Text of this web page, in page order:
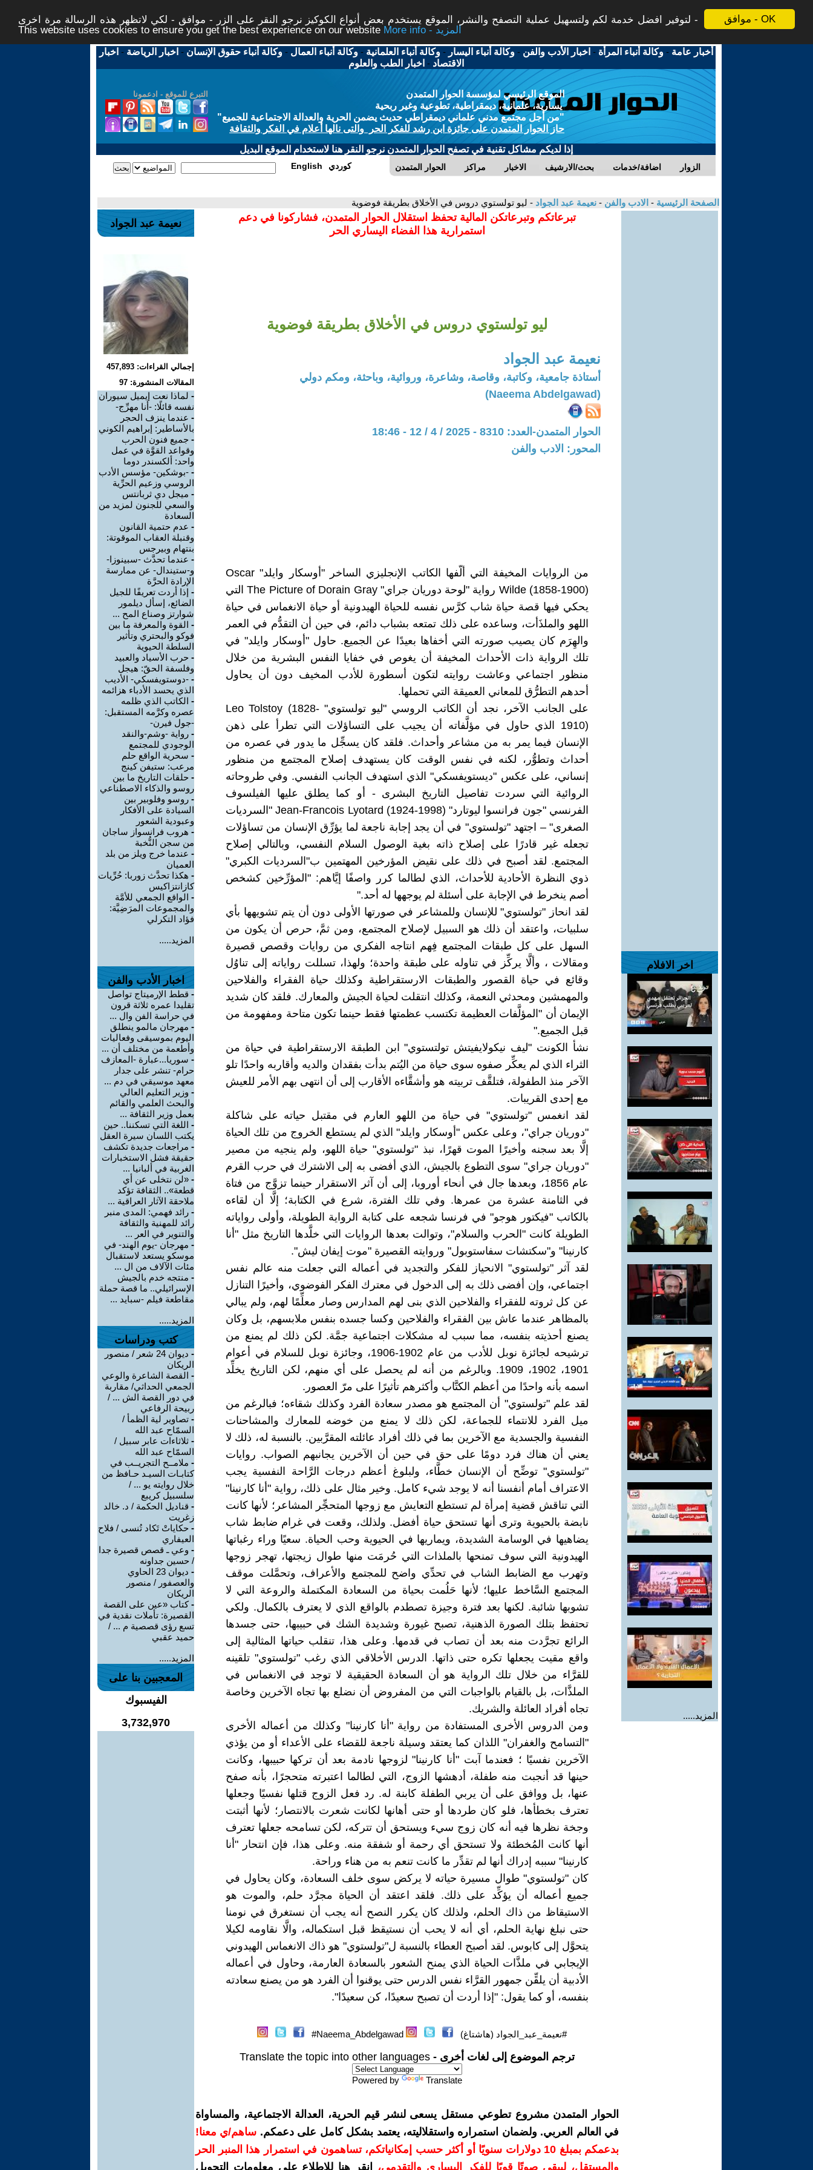
موافق - OK
لتوفير افضل خدمة لكم ولتسهيل عملية التصفح والنشر، الموقع يستخدم بعض أنواع الكوكيز نرجو النقر على الزر - موافق - لكي لاتظهر هذه الرسالة مرة اخرى -
This website uses cookies to ensure you get the best experience on our website
More info - المزيد
أخبار عامة -وكالة أنباء المرأة - اخبار الأدب والفن -وكالة أنباء اليسار -وكالة أنباء العلمانية -وكالة أنباء العمال -وكالة أنباء حقوق الإنسان - اخبار الرياضة - اخبار
الاقتصاد - اخبار الطب والعلوم
التبرع للموقع - ادعمونا
الموقع الرئيسي لمؤسسة الحوار المتمدن
يسارية، علمانية، ديمقراطية، تطوعية وغير ربحية
"من أجل مجتمع مدني علماني ديمقراطي حديث يضمن الحرية والعدالة الاجتماعية للجميع"
حاز الحوار المتمدن على جائزة ابن رشد للفكر الحر والتى نالها أعلام في الفكر والثقافة
إذا لديكم مشاكل تقنية في تصفح الحوار المتمدن نرجو النقر هنا لاستخدام الموقع البديل
الحوار المتمدن مراكز الاخبار بحث/الارشيف اضافة/خدمات الزوار English كوردي
الصفحة الرئيسية - الادب والفن - نعيمة عبد الجواد - ليو تولستوي دروس في الأخلاق بطريقة فوضوية
اخر الافلام
المزيد.....
تبرعاتكم وتبرعاتكن المالية تحفظ استقلال الحوار المتمدن، فشاركونا في دعم
استمرارية هذا الفضاء اليساري الحر
ليو تولستوي دروس في الأخلاق بطريقة فوضوية
نعيمة عبد الجواد
أستاذة جامعية، وكاتبة، وقاصة، وشاعرة، وروائية، وباحثة، ومكم دولي
(Naeema Abdelgawad)
الحوار المتمدن-العدد: 8310 - 2025 / 4 / 12 - 18:46
المحور: الادب والفن
من الروايات المخيفة التي ألَّفها الكاتب الإنجليزي الساخر "أوسكار وايلد" Oscar
Wilde (1858-1900) رواية "لوحة دوريان جراي" The Picture of Dorain Gray التي
يحكي فيها قصة حياة شاب كرَّس نفسه للحياة الهيدونية أو حياة الانغماس في حياة
اللهو والملذَأت، وساعده على ذلك تمتعه بشباب دائم، في حين أن التقدُّم في العمر
والهِرَم كان يصيب صورته التي أخفاها بعيدًا عن الجميع. حاول "أوسكار وايلد" في
تلك الرواية ذات الأحداث المخيفة أن يغوص في خفايا النفس البشرية من خلال
منظور اجتماعي وعاشت روايته لتكون أسطورة للأدب المخيف دون أن يحاول
أحدهم التطرُّق للمعاني العميقة التي تحملها.
على الجانب الآخر، نجد أن الكاتب الروسي "ليو تولستوي" Leo Tolstoy (1828-
1910) الذي حاول في مؤلَّفاته أن يجيب على التساؤلات التي تطرأ على ذهن
الإنسان فيما يمر به من مشاعر وأحداث. فلقد كان يسجِّل ما يدور في عصره من
أحداث وتطوُّر، لكنه في نفس الوقت كان يستهدف إصلاح المجتمع من منظور
إنساني، على عكس "ديستويفسكي" الذي استهدف الجانب النفسي. وفي طروحاته
الروائية التي سردت تفاصيل التاريخ البشرى - أو كما يطلق عليها الفيلسوف
الفرنسي "جون فرانسوا ليوتارد" Jean-Francois Lyotard (1924-1998) "السرديات
الصغرى" – اجتهد "تولستوي" في أن يجد إجابة ناجعة لما يؤرِّق الإنسان من تساؤلات
تجعله غير قادرًا على إصلاح ذاته بغية الوصول السلام النفسي، وبالتالي إصلاح
المجتمع. لقد أصبح في ذلك على نقيض المؤرخين المهتمين ب"السرديات الكبري"
ذوي النظرة الأحادية للأحداث، الذي لطالما كرر واصفًا إيَّاهم: "المؤرِّخين كشخص
أصم ينخرط في الإجابة على أسئلة لم يوجهها له أحد."
لقد انحاز "تولستوي" للإنسان وللمشاعر في صورتها الأولى دون أن يتم تشويهها بأي
سلبيات، واعتقد أن ذلك هو السبيل لإصلاح المجتمع، ومن ثمَّ، حرص أن يكون من
السهل على كل طبقات المجتمع فِهم انتاجه الفكري من روايات وقصص قصيرة
ومقالات ، وألَّا يركِّز في تناوله على طبقة واحدة؛ ولهذا، تسللت رواياته إلى تناوُل
وقائع في حياة القصور والطبقات الارستقراطية وكذلك حياة الفقراء والفلاحين
والمهمشين ومحدثي النعمة، وكذلك انتقلت لحياة الجيش والمعارك. فلقد كان شديد
الإيمان أن "المؤلَّفات العظيمة تكتسب عظمتها فقط حينما تكون متاحة ومفهومة من
قبل الجميع."
نشأ الكونت "ليف نيكولايفيتش تولتستوي" ابن الطبقة الارستقراطية في حياة من
الثراء الذي لم يعكِّر صفوه سوى حياة من اليُتم بدأت بفقدان والديه وأقاربه واحدًا تلو
الآخر منذ الطفولة، فتلقَّف تربيته هو وأشقَّاءه الأقارب إلى أن انتهى بهم الأمر للعيش
مع إحدى القريبات.
لقد انغمس "تولستوي" في حياة من اللهو العارم في مقتبل حياته على شاكلة
"دوريان جراي"، وعلى عكس "أوسكار وايلد" الذي لم يستطع الخروج من تلك الحياة
إلَّا بعد سجنه وأخيرًا الموت قهرًا، نبذ "تولستوي" حياة اللهو، ولم ينجيه من مصير
"دوريان جراي" سوى التطوع بالجيش، الذي أفضى به إلى الاشترك في حرب القرم
عام 1856، وبعدها جال في أنحاء أوروبا، إلى أن آثر الاستقرار حينما تزوَّج من فتاة
في الثامنة عشرة من عمرها. وفي تلك الفترة، شرع في الكتابة؛ إلَّا أن لقاءه
بالكاتب "فيكتور هوجو" في فرنسا شجعه على كتابة الرواية الطويلة، وأولى رواياته
الطويلة كانت "الحرب والسلام"، وتوالت بعدها الروايات التي خلَّدها التاريخ مثل "أنا
كارنينا" و"سكتشات سفاستوبول" وروايته القصيرة "موت إيفان ليش".
لقد آثر "تولستوي" الانحياز للفكر والتجديد في أعماله التي جعلت منه عالم نفس
اجتماعي، وإن أفضى ذلك به إلى الدخول في معترك الفكر الفوضوي، وأخيرًا التنازل
عن كل ثروته للفقراء والفلاحين الذي بنى لهم المدارس وصار معلِّمًا لهم، ولم يبالي
بالمظاهر عندما عاش بين الفقراء والفلاحين وكسا جسده بنفس ملابسهم، بل وكان
يصنع أحذيته بنفسه، مما سبب له مشكلات اجتماعية جمَّة. لكن ذلك لم يمنع من
ترشيحه لجائزة نوبل للأدب من عام 1902-1906، وجائزة نوبل للسلام في أعوام
1901، 1902، 1909. وبالرغم من أنه لم يحصل على أي منهم، لكن التاريخ يخلِّد
اسمه بأنه واحدًا من أعظم الكتَّاب وأكثرهم تأثيرًا على مرّ العصور.
لقد علم "تولستوي" أن المجتمع هو مصدر سعادة الفرد وكذلك شقاءه؛ فبالرغم من
ميل الفرد للانتماء للجماعة، لكن ذلك لا يمنع من خوضه للمعارك والمشاحنات
النفسية والجسدية مع الآخرين بما في ذلك أفراد عائلته المقرَّبين. بالنسبة له، ذلك لا
يعني أن هناك فرد دومًا على حق في حين أن الآخرين يجانبهم الصواب. روايات
"تولستوي" توضِّح أن الإنسان خطَّاء، ولبلوغ أعظم درجات الرَّاحة النفسية يجب
الاعتراف أمام أنفسنا أنه لا يوجد شيء كامل. وخير مثال على ذلك، رواية "أنا كارنينا"
التي تناقش قضية إمرأة لم تستطع التعايش مع زوجها المتحجِّر المشاعر؛ لأنها كانت
نابضة بالحيوية وترى أنها تستحق حياة أفضل. ولذلك، وقعت في غرام ضابط شاب
يضاهيها في الوسامة الشديدة، ويماريها في الحيوية وحب الحياة. سعيًا وراء رغباتها
الهيدونية التي سوف تمنحها بالملذات التي حُرمَت منها طوال زيجتها، تهجر زوجها
وتهرب مع الضابط الشاب في تحدِّي واضح للمجتمع والأعراف، وتحمَّلت موقف
المجتمع السَّاخط عليها؛ لأنها حَلُمت بحياة من السعادة المكتملة والروعة التي لا
تشوبها شائبة. لكنها بعد فترة وجيزة تصطدم بالواقع الذي لا يعترف بالكمال. ولكي
تحتفظ بتلك الصورة الذهنية، تصبح غيورة وشديدة الشك في حبيبها، حتى جسدها
الرائع تجرَّدت منه بعد أن تصاب في قدمها. وعلى هذا، تنقلب حياتها المثالية إلى
واقع مقيت يجعلها تكره حتى ذاتها. الدرس الأخلاقي الذي رغب "تولستوي" تلقينه
للقرَّاء من خلال تلك الرواية هو أن السعادة الحقيقية لا توجد في الانغماس في
الملذَّات، بل بالقيام بالواجبات التي من المفروض أن نضلع بها تجاه الآخرين وخاصة
تجاه أفراد العائلة والشريك.
ومن الدروس الأخرى المستفادة من رواية "أنا كارنينا" وكذلك من أعماله الأخرى
"التسامح والغفران" اللذان كما يعتقد وسيلة ناجعة للقضاء على الأعداء أو من يؤذي
الآخرين نفسيًا ؛ فعندما آبت "أنا كارنينا" لزوجها نادمة بعد أن تركها حبيبها، وكانت
حينها قد أنجبت منه طفلة، أدهشها الزوج، التي لطالما اعتبرته متحجرًا، بأنه صفح
عنها، بل ووافق على أن يربي الطفلة كابنة له. رد فعل الزوج قتلها نفسيًا وجعلها
تعترف بخطأها، فلو كان طردها أو حتى أهانها لكانت شعرت بالانتصار؛ لأنها أثبتت
وجخة نظرها فيه أنه كان زوج سيء ويستحق أن تتركه، لكن تسامحه جعلها تعترف
أنها كانت المُخطئة ولا تستحق أي رحمة أو شفقة منه. وعلى هذا، فإن انتحار "أنا
كارنينا" سببه إدراك أنها لم تقدِّر ما كانت تنعم به من هناء وراحة.
كان "تولستوي" طوال مسيرة حياته لا يركض سوى خلف السعادة، وكان يحاول في
جميع أعماله أن يؤكِّد على ذلك. فلقد اعتقد أن الحياة مجرَّد حلم، والموت هو
الاستيقاظ من ذاك الحلم، ولذلك كان يكرر النصح أنه يجب أن نستغرق في نومنا
حتى نبلغ نهاية الحلم، أي أنه لا يحب أن نستيقظ قبل استكماله، والَّا نقاومه لكيلا
يتحوَّل إلى كابوس. لقد أصبح العطاء بالنسبة ل"تولستوي" هو ذاك الانغماس الهيدوني
الإيجابي في ملذَّات الحياة الذي يمنح الشعور بالسعادة العارمة، وحاول في أعماله
الأدبية أن يلقِّن جمهور القرَّاء نفس الدرس حتى يوقنوا أن الفرد هو من يصنع سعادته
بنفسه، أو كما يقول: "إذا أردت أن تصبح سعيدًا، كن سعيدًا".
#نعيمة_عبد_الجواد (هاشتاغ) Naeema_Abdelgawad#
ترجم الموضوع إلى لغات أخرى - Translate the topic into other languages
Powered by Translate
الحوار المتمدن مشروع تطوعي مستقل يسعى لنشر قيم الحرية، العدالة الاجتماعية، والمساواة
في العالم العربي. ولضمان استمراره واستقلاليته، يعتمد بشكل كامل على دعمكم. ساهم/ي معنا!
بدعمكم بمبلغ 10 دولارات سنويًا أو أكثر حسب إمكانياتكم، تساهمون في استمرار هذا المنبر الحر
والمستقل، ليبقى صوتًا قويًا للفكر اليساري والتقدمي، انقر هنا للاطلاع على معلومات التحويل
نعيمة عبد الجواد
إجمالي القراءات: 457,893
المقالات المنشورة: 97
- لماذا نعت إيميل سيوران
نفسه قائلًا: -أنا مهرِّج-
- عندما ينزف الحجر
بالأساطير: إبراهيم الكوني
- جميع فنون الحرب
وقواعد القوَّة في عمل
واحد: ألكسندر دوما
- -بوشكين- مؤسس الأدب
الروسي وزعيم الحرِّية
- ميجل دي ثربانتس
والسعي للجنون لمزيد من
السعادة
- عدم حتمية القانون
وقنبلة العقاب الموقوتة:
بنتهام وبيرجس
- عندما تحدَّث -سبينوزا-
و-ستيندال- عن ممارسة
الإرادة الحرَّة
- إذا أردت تعريفًا للجيل
الضائع، إسأل ديلمور
شوارتز وصناع المح ...
- القوة والمعرفة ما بين
فوكو والبحتري وتأثير
السلطة الحيوية
- حرب الأسياد والعبيد
وفلسفة الحقّ: هيجل
- -دوستويفسكي- الأديب
الذي يحسد الأدباء هزائمه
- الكاتب الذي ظلمه
عصره وكرَّمه المستقبل:
-جول فيرن-
- رواية -وشم-والنقد
الوجودي للمجتمع
- سحرية الواقع حلم
مرعب: ستيفن كينج
- حلقات التاريخ ما بين
روسو والذكاء الاصطناعي
- روسو وفلوبير بين
السيادة على الأفكار
وعبودية الشعور
- هروب فرانسواز ساجان
من سجن النُّخبة
- عندما خرج ويلز من بلد
العميان
- هكذا تحدَّث زوربا: حُرِّيات
كازانتزاكيس
- الواقع الجمعي للأمَّة
والمجموعات المرَضِيَّة:
فؤاد التكرلي
المزيد.....
اخبار الأدب والفن
- قطط الإرميتاج تواصل
تقليدا عمره ثلاثة قرون
في حراسة الفن وال ...
- مهرجان مالمو ينطلق
اليوم بموسيقى وفعاليات
وأطعمة من مختلف أن ...
- سوريا...عبارة -المعازف
حرام- تنشر على جدار
معهد موسيقي في دم ...
- وزير التعليم العالي
والبحث العلمي والقائم
بعمل وزير الثقافة ...
- اللغة التي تسكننا.. حين
يكتب اللسان سيرة العقل
- مراجعات جديدة تكشف
حقيقة فشل الاستخبارات
الغربية في ألبانيا ...
- «لن نتخلى عن أي
قطعة».. الثقافة تؤكد
ملاحقة الآثار العراقية ...
- رائد فهمي: المدى منبر
رائد للمهنية والثقافة
والتنوير في العر ...
- مهرجان -يوم الهند- في
موسكو يستعد لاستقبال
مئات الآلاف من ال ...
- منتجه خدم بالجيش
الإسرائيلي.. ما قصة حملة
مقاطعة فيلم -سبايد ...
المزيد.....
كتب ودراسات
-
ديوان 24 شعر / منصور
الريكان
- القصة الشاعرة والوعي
الجمعي الحداثي/ مقاربة
في دور القصة الش ... /
ربيحة الرفاعي
- تصاوير لية الظمأ /
السمّاح عبد الله
- ثلاثاءات عابر سبيل /
السمّاح عبد الله
- ملامــح التجريــب في
كتابـات السيـد حـافظ من
خلال روايته يو ... /
سلسبيل كريبع
- قناديل الحكمة / د. خالد
زغريت
- حكاياتْ تَكاد تُنسى / فلاح
العيفاري
- وعي ـ قصص قصيرة جدا
/ حسين جداونه
-
ديوان 23 الحاوي
والعصفور / منصور
الريكان
-كتاب «عين على القصة
القصيرة: تأملات نقدية في
تسع رؤى قصصية م ... /
حميد عقبي
المزيد.....
المعجبين بنا على
الفيسبوك
3,732,970